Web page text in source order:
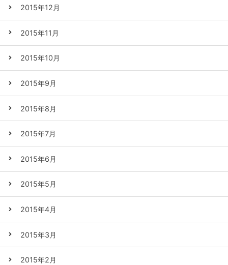
2015年12月
2015年11月
2015年10月
2015年9月
2015年8月
2015年7月
2015年6月
2015年5月
2015年4月
2015年3月
2015年2月